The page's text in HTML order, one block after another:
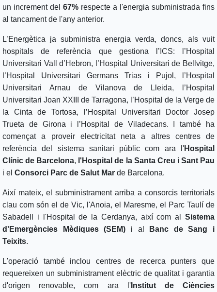
un increment del 67% respecte a l'energia subministrada fins
al tancament de l'any anterior.
L’Energètica ja subministra energia verda, doncs, als vuit
hospitals de referència que gestiona l’ICS: l’Hospital
Universitari Vall d’Hebron, l’Hospital Universitari de Bellvitge,
l’Hospital Universitari Germans Trias i Pujol, l’Hospital
Universitari Arnau de Vilanova de Lleida, l’Hospital
Universitari Joan XXIII de Tarragona, l’Hospital de la Verge de
la Cinta de Tortosa, l’Hospital Universitari Doctor Josep
Trueta de Girona i l’Hospital de Viladecans. I també ha
començat a proveir electricitat neta a altres centres de
referència del sistema sanitari públic com ara l'Hospital
Clínic de Barcelona, l'Hospital de la Santa Creu i Sant Pau
i el Consorci Parc de Salut Mar de Barcelona.
Així mateix, el subministrament arriba a consorcis territorials
clau com són el de Vic, l'Anoia, el Maresme, el Parc Taulí de
Sabadell i l'Hospital de la Cerdanya, així com al Sistema
d'Emergències Mèdiques (SEM) i al
Banc de Sang i
Teixits.
L'operació també inclou centres de recerca punters que
requereixen un subministrament elèctric de qualitat i garantia
d'origen renovable, com ara l'Institut de Ciències